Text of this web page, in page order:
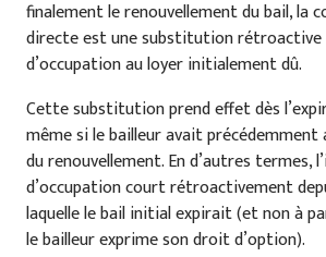
finalement le renouvellement du bail, la
directe est une substitution rétroactive
d’occupation au loyer initialement dû.
Cette substitution prend effet dès
même si le bailleur avait précédemment
du renouvellement. En d’autres termes,
d’occupation court rétroactivement
laquelle le bail initial expirait (et non à
le bailleur exprime son droit d’option).